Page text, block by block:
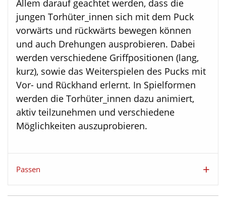
Allem darauf geachtet werden, dass die
jungen Torhüter_innen sich mit dem Puck
vorwärts und rückwärts bewegen können
und auch Drehungen ausprobieren. Dabei
werden verschiedene Griffpositionen (lang,
kurz), sowie das Weiterspielen des Pucks mit
Vor- und Rückhand erlernt. In Spielformen
werden die Torhüter_innen dazu animiert,
aktiv teilzunehmen und verschiedene
Möglichkeiten auszuprobieren.
Passen